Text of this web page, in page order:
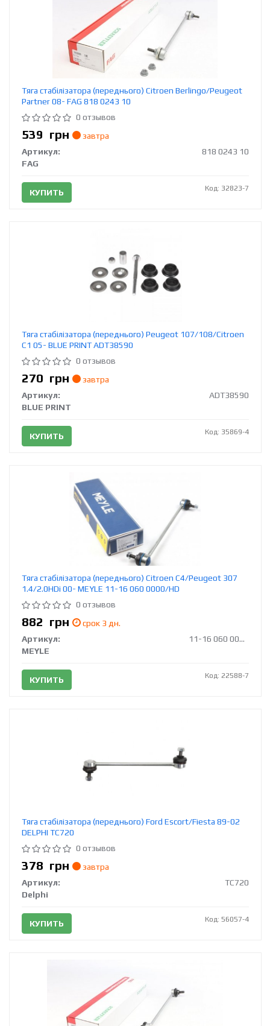
Тяга стабілізатора (переднього) Citroen Berlingo/Peugeot
Partner 08- FAG 818 0243 10
0 отзывов
539 грн
завтра
Артикул:
818 0243 10
FAG
КУПИТЬ Код: 32823-7
Тяга стабілізатора (переднього) Peugeot 107/108/Citroen
C1 05- BLUE PRINT ADT38590
0 отзывов
270 грн
завтра
Артикул:
ADT38590
BLUE PRINT
КУПИТЬ Код: 35869-4
Тяга стабілізатора (переднього) Citroen C4/Peugeot 307
1.4/2.0HDi 00- MEYLE 11-16 060 0000/HD
0 отзывов
882 грн
срок 3 дн.
Артикул:
11-16 060 0000/HD
MEYLE
КУПИТЬ Код: 22588-7
Тяга стабілізатора (переднього) Ford Escort/Fiesta 89-02
DELPHI TC720
0 отзывов
378 грн
завтра
Артикул:
TC720
Delphi
КУПИТЬ Код: 56057-4